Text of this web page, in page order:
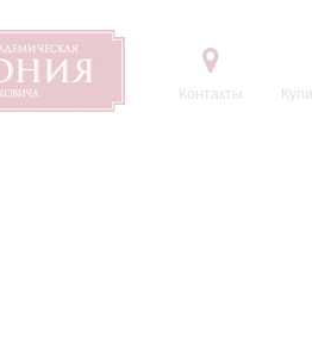
Контакты